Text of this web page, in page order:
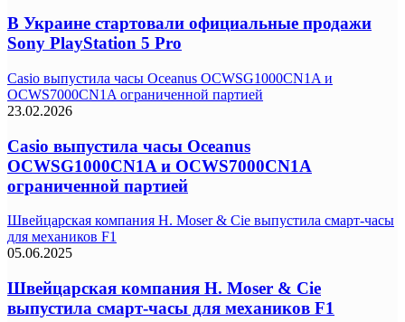
В Украине стартовали официальные продажи
Sony PlayStation 5 Pro
Casio выпустила часы Oceanus OCWSG1000CN1A и
OCWS7000CN1A ограниченной партией
23.02.2026
Casio выпустила часы Oceanus
OCWSG1000CN1A и OCWS7000CN1A
ограниченной партией
Швейцарская компания H. Moser & Cie выпустила смарт-часы
для механиков F1
05.06.2025
Швейцарская компания H. Moser & Cie
выпустила смарт-часы для механиков F1